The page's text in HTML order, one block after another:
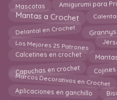
Mascotas Amigurumi para
Mantas a Crochet
Delantal en Crochet
Los Mejores 25 Patrones
Calcetines en crochet
Capuchas en crochet
Marcos Decorativos en Crochet
Aplicaciones en ganchillo